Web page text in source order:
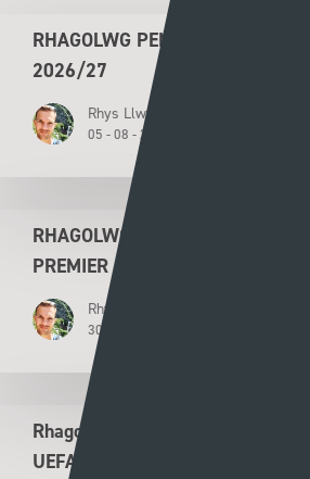
RHAGOLWG PENWYTHNOS
2026/27
Rhys Llwyd
05 - 08 - 2026
RHAGOLWG PENWYTHNOS
PREMIER 2026/27
Rhys Llwyd
30 - 07 - 2026
Rhagolwg Ail Gymal Ail Rownd
UEFA – Y Seintiau Newydd v